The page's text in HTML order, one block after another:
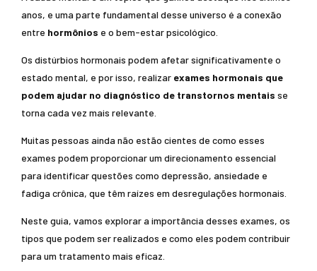
anos, e uma parte fundamental desse universo é a conexão
entre hormônios e o bem-estar psicológico.
Os distúrbios hormonais podem afetar significativamente o
estado mental, e por isso, realizar exames hormonais que
podem ajudar no diagnóstico de transtornos mentais se
torna cada vez mais relevante.
Muitas pessoas ainda não estão cientes de como esses
exames podem proporcionar um direcionamento essencial
para identificar questões como depressão, ansiedade e
fadiga crônica, que têm raízes em desregulações hormonais.
Neste guia, vamos explorar a importância desses exames, os
tipos que podem ser realizados e como eles podem contribuir
para um tratamento mais eficaz.